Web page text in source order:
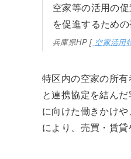
空家等の活用の
を促進するため
兵庫県HP [空家活用
特区内の空家の所
と連携協定を結ん
に向けた働きかけ
により、売買・賃